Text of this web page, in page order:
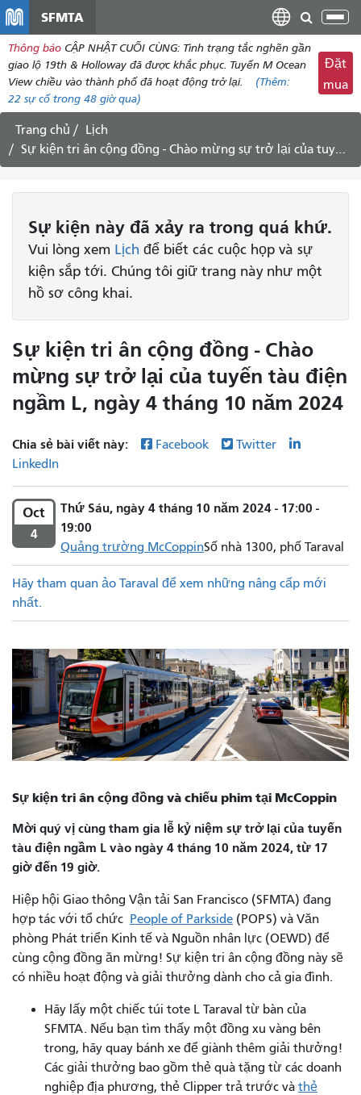
dung
SFMTA
Thông báo CẬP NHẬT CUỐI CÙNG: Tình trạng tắc nghẽn gần
giao lộ 19th & Holloway đã được khắc phục. Tuyến M Ocean
View chiều vào thành phố đã hoạt động trở lại.
(Thêm:
22 sự cố trong 48 giờ qua)
Đặt
mua
Trang chủ
Lịch
Sự kiện tri ân cộng đồng - Chào mừng sự trở lại của tuyến tàu điện ngầm L, ngày 4 tháng 10 năm 2024
Sự kiện này đã xảy ra trong quá khứ.
Vui lòng xem Lịch để biết các cuộc họp và sự
kiện sắp tới. Chúng tôi giữ trang này như một
hồ sơ công khai.
Sự kiện tri ân cộng đồng - Chào
mừng sự trở lại của tuyến tàu điện
ngầm L, ngày 4 tháng 10 năm 2024
Chia sẻ bài viết này: Facebook
Twitter
LinkedIn
Oct
4
Thứ Sáu, ngày 4 tháng 10 năm 2024 - 17:00 -
19:00
Quảng trường McCoppinSố nhà 1300, phố Taraval
Hãy tham quan ảo Taraval để xem những nâng cấp mới
nhất.
Sự kiện tri ân cộng đồng và chiếu phim tại McCoppin
Mời quý vị cùng tham gia lễ kỷ niệm sự trở lại của tuyến
tàu điện ngầm L vào ngày 4 tháng 10 năm 2024, từ 17
giờ đến 19 giờ.
Hiệp hội Giao thông Vận tải San Francisco (SFMTA) đang
hợp tác với tổ chức People of Parkside (POPS) và Văn
phòng Phát triển Kinh tế và Nguồn nhân lực (OEWD) để
cùng cộng đồng ăn mừng! Sự kiện tri ân cộng đồng này sẽ
có nhiều hoạt động và giải thưởng dành cho cả gia đình.
Hãy lấy một chiếc túi tote L Taraval từ bàn của
SFMTA. Nếu bạn tìm thấy một đồng xu vàng bên
trong, hãy quay bánh xe để giành thêm giải thưởng!
Các giải thưởng bao gồm thẻ quà tặng từ các doanh
nghiệp địa phương, thẻ Clipper trả trước và thẻ